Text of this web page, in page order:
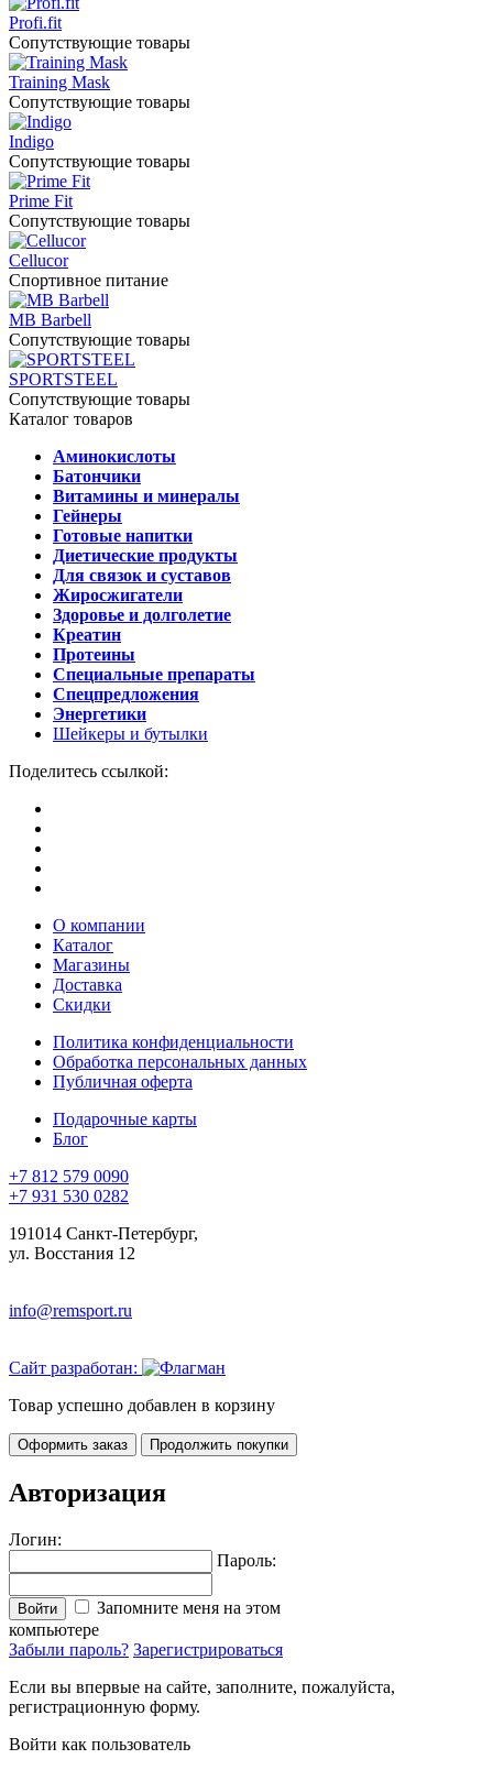
Profi.fit
Сопутствующие товары
Training Mask
Сопутствующие товары
Indigo
Сопутствующие товары
Prime Fit
Сопутствующие товары
Cellucor
Спортивное питание
MB Barbell
Сопутствующие товары
SPORTSTEEL
Сопутствующие товары
Каталог товаров
Аминокислоты
Батончики
Витамины и минералы
Гейнеры
Готовые напитки
Диетические продукты
Для связок и суставов
Жиросжигатели
Здоровье и долголетие
Креатин
Протеины
Специальные препараты
Спецпредложения
Энергетики
Шейкеры и бутылки
Поделитесь ссылкой:
О компании
Каталог
Магазины
Доставка
Скидки
Политика конфиденциальности
Обработка персональных данных
Публичная оферта
Подарочные карты
Блог
+7 812 579 0090
+7 931 530 0282
191014 Санкт-Петербург,
ул. Восстания 12
info@remsport.ru
Сайт разработан:
Товар успешно добавлен в корзину
Оформить заказ Продолжить покупки
Авторизация
Логин:
Пароль:
Войти
Запомните меня на этом
компьютере
Забыли пароль? Зарегистрироваться
Если вы впервые на сайте, заполните, пожалуйста,
регистрационную форму.
Войти как пользователь